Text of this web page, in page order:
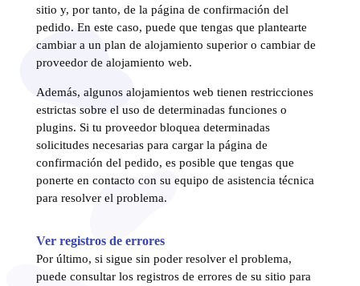
sitio y, por tanto, de la página de confirmación del
pedido. En este caso, puede que tengas que plantearte
cambiar a un plan de alojamiento superior o cambiar de
proveedor de alojamiento web.
Además, algunos alojamientos web tienen restricciones
estrictas sobre el uso de determinadas funciones o
plugins. Si tu proveedor bloquea determinadas
solicitudes necesarias para cargar la página de
confirmación del pedido, es posible que tengas que
ponerte en contacto con su equipo de asistencia técnica
para resolver el problema.
Ver registros de errores
Por último, si sigue sin poder resolver el problema,
puede consultar los registros de errores de su sitio para